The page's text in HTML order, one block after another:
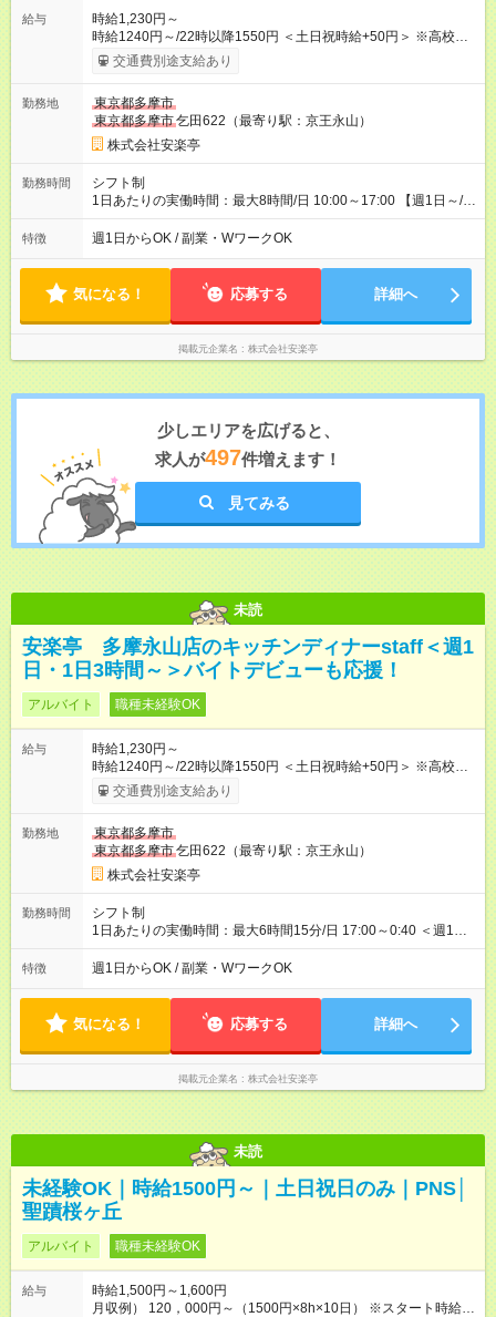
給与
時給1,230円～
時給1240円～/22時以降1550円 ＜土日祝時給+50円＞ ※高校生
時給1230円 【試用期間】試用期間あり 試用期間の長さ：12ヶ
月 雇用形態、給与は本採用時と同じです。 ※最大12ヶ月の間
交通費別途支給あり
勤務地
東京都多摩市
東京都多摩市乞田622（最寄り駅：京王永山）
株式会社安楽亭
勤務時間
シフト制
1日あたりの実働時間：最大8時間/日 10:00～17:00 【週1日～/1
日3時間～OK！】 ＊レギュラー勤務ももちろん大歓迎！ 「子ど
ものお迎えまでの時間」 「ランチタイムだけ」 など、家庭の予
談可能◎
特徴 週1日からOK / 副業・WワークOK
気になる！ 応募する 詳細へ
掲載元企業名 株式会社安楽亭
少しエリアを広げると、
求人が497件増えます！
見てみる
未読
安楽亭 多摩永山店のキッチンディナーstaff＜週1
日・1日3時間～＞バイトデビューも応援！
アルバイト 職種未経験OK
給与
時給1,230円～
時給1240円～/22時以降1550円 ＜土日祝時給+50円＞ ※高校生
時給1230円 【試用期間】試用期間あり 試用期間の長さ：12ヶ
月 雇用形態、給与は本採用時と同じです。 ※最大12ヶ月の間
交通費別途支給あり
勤務地
東京都多摩市
東京都多摩市乞田622（最寄り駅：京王永山）
株式会社安楽亭
勤務時間
シフト制
1日あたりの実働時間：最大6時間15分/日 17:00～0:40 ＜週1日
～/短時間OK！＞ ※18歳未満・高校生は21:30までの勤務 ・シフ
トは自己申告制だから私生活優先でOK◎ ・週1日もあれば週5日
して短時間」など希望に合わせて働けます！
特徴 週1日からOK / 副業・WワークOK
気になる！ 応募する 詳細へ
掲載元企業名 株式会社安楽亭
未読
未経験OK｜時給1500円～｜土日祝日のみ｜PNS│
聖蹟桜ヶ丘
アルバイト 職種未経験OK
給与
時給1,500円～1,600円
月収例） 120，000円～（1500円×8h×10日） ※スタート時給は